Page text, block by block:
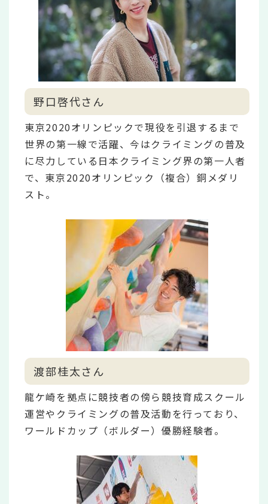
野口啓代さん
東京2020オリンピックで現役を引退するまで
世界の第一線で活躍、今はクライミングの普及
に尽力している日本クライミング界の第一人者
で、東京2020オリンピック（複合）銅メダリ
スト。
渡部桂太さん
龍ケ崎を拠点に競技者の傍ら競技育成スクール
運営やクライミングの普及活動を行っており、
ワールドカップ（ボルダー）優勝経験者。